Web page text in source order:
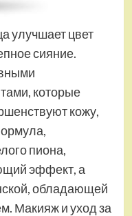
улучшает цвет
сияние.
которые
кожу,
пиона,
эффект, а
обладающей
Макияж и уход за